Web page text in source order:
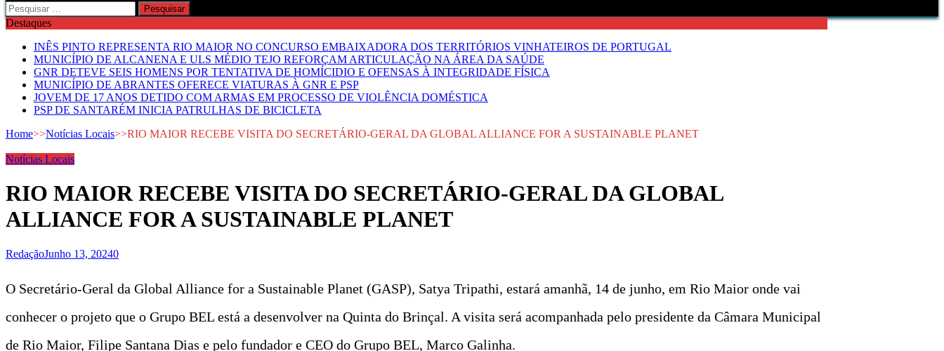
Pesquisar
por:
Destaques
INÊS PINTO REPRESENTA RIO MAIOR NO CONCURSO EMBAIXADORA DOS TERRITÓRIOS VINHATEIROS DE PORTUGAL
MUNICÍPIO DE ALCANENA E ULS MÉDIO TEJO REFORÇAM ARTICULAÇÃO NA ÁREA DA SAÚDE
GNR DETEVE SEIS HOMENS POR TENTATIVA DE HOMÍCIDIO E OFENSAS À INTEGRIDADE FÍSICA
MUNICÍPIO DE ABRANTES OFERECE VIATURAS À GNR E PSP
JOVEM DE 17 ANOS DETIDO COM ARMAS EM PROCESSO DE VIOLÊNCIA DOMÉSTICA
PSP DE SANTARÉM INICIA PATRULHAS DE BICICLETA
Home>>Notícias Locais>>RIO MAIOR RECEBE VISITA DO SECRETÁRIO-GERAL DA GLOBAL ALLIANCE FOR A SUSTAINABLE PLANET
Notícias Locais
RIO MAIOR RECEBE VISITA DO SECRETÁRIO-GERAL DA GLOBAL
ALLIANCE FOR A SUSTAINABLE PLANET
RedaçãoJunho 13, 20240
O Secretário-Geral da Global Alliance for a Sustainable Planet (GASP), Satya Tripathi, estará amanhã, 14 de junho, em Rio Maior onde vai
conhecer o projeto que o Grupo BEL está a desenvolver na Quinta do Brinçal. A visita será acompanhada pelo presidente da Câmara Municipal
de Rio Maior, Filipe Santana Dias e pelo fundador e CEO do Grupo BEL, Marco Galinha.